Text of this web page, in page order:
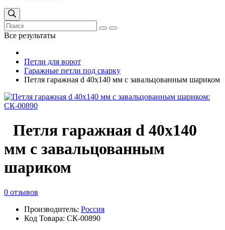
Все результаты
Петли для ворот
Гаражные петли под сварку
Петля гаражная d 40х140 мм с завальцованным шариком
Петля гаражная d 40х140
мм с завальцованным
шариком
0 отзывов
Производитель: Россия
Код Товара: СК-00890